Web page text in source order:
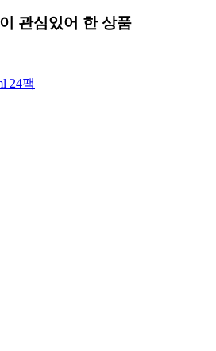
관심있어 한 상품
24팩